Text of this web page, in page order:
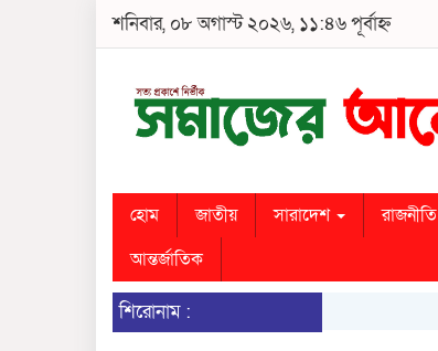
শনিবার, ০৮ অগাস্ট ২০২৬, ১১:৪৬ পূর্বাহ্ন
হোম জাতীয় সারাদেশ রাজনীতি
আন্তর্জাতিক
শিরোনাম :